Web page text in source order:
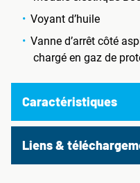
Voyant d’huile
Vanne d’arrêt côté
chargé en gaz de
Caractéristiques
Liens &